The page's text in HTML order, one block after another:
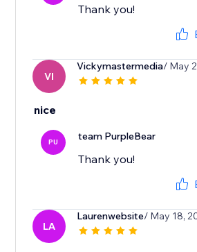
Thank you!
VI
Vickymastermedia/ May
nice
PU team PurpleBear
Thank you!
LA
Laurenwebsite/ May 18,